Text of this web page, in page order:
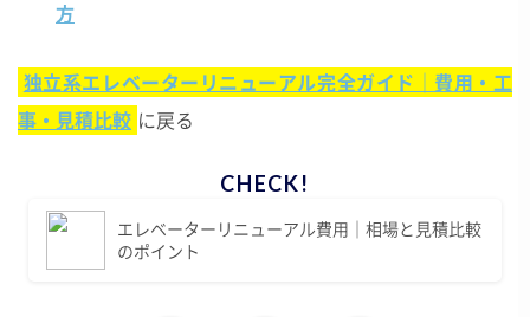
方
独立系エレベーターリニューアル完全ガイド｜費用・工
事・見積比較 に戻る
エレベーターリニューアル費用｜相場と見積比較
のポイント